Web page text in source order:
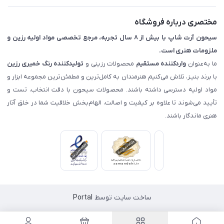
مختصری درباره فروشگاه
سیحون آرت شاپ با بیش از ۸ سال تجربه، مرجع تخصصی مواد اولیه رزین و
ملزومات هنری است.
ما به‌عنوان واردکننده مستقیم محصولات رزینی و تولیدکننده رنگ خمیری رزین
با برند بنیـز، تلاش می‌کنیم هنرمندان به کامل‌ترین و مطمئن‌ترین مجموعه ابزار و
مواد اولیه دسترسی داشته باشند. محصولات سیحون با دقت انتخاب، تست و
تأیید می‌شوند تا علاوه بر کیفیت و اصالت، الهام‌بخش خلاقیت شما در خلق آثار
هنری ماندگار باشند.
ساخت سایت توسط Portal